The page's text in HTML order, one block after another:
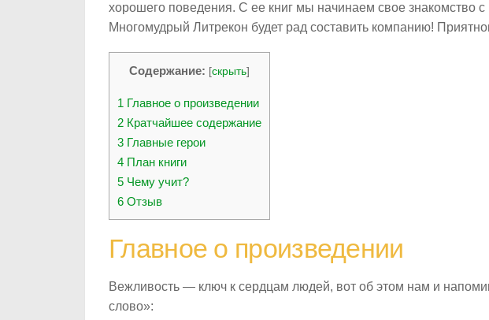
хорошего поведения. С ее книг мы начинаем свое знакомство
Многомудрый Литрекон будет рад составить компанию!
Содержание: [скрыть]
1 Главное о произведении
2 Кратчайшее содержание
3 Главные герои
4 План книги
5 Чему учит?
6 Отзыв
Главное о произведении
Вежливость — ключ к сердцам людей, вот об этом нам и
слово»: